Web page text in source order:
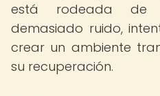
está rodeada de
demasiado ruido,
crear un ambiente
su recuperación.